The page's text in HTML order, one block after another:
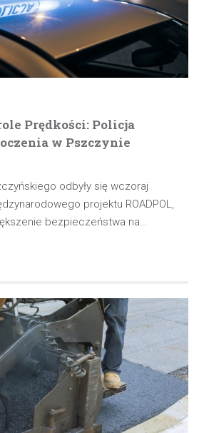
Prędkości: Policja
w Pszczynie
odbyły się wczoraj
projektu ROADPOL,
bezpieczeństwa na…